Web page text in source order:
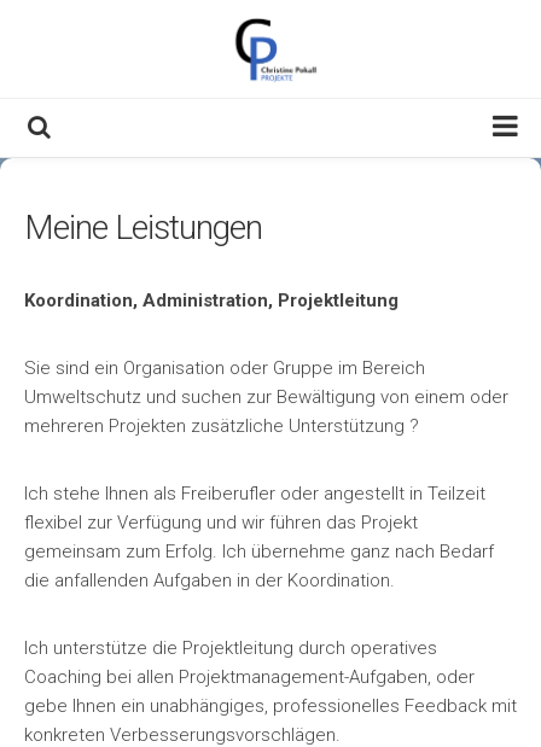
Über Mich
Kontakt & Impressum
Meine Leistungen
Koordination, Administration, Projektleitung
Sie sind ein Organisation oder Gruppe im Bereich
Umweltschutz und suchen zur Bewältigung von einem oder
mehreren Projekten zusätzliche Unterstützung ?
Ich stehe Ihnen als Freiberufler oder angestellt in Teilzeit
flexibel zur Verfügung und wir führen das Projekt
gemeinsam zum Erfolg. Ich übernehme ganz nach Bedarf
die anfallenden Aufgaben in der Koordination.
Ich unterstütze die Projektleitung durch operatives
Coaching bei allen Projektmanagement-Aufgaben, oder
gebe Ihnen ein unabhängiges, professionelles Feedback mit
konkreten Verbesserungsvorschlägen.